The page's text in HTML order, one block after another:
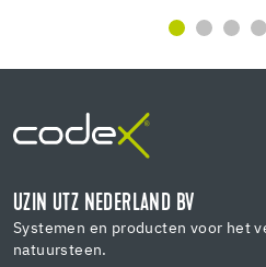
UZIN UTZ NEDERLAND BV
Systemen en producten voor het
natuursteen.